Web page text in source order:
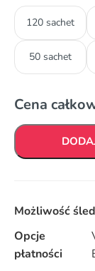
120 sachet
50 sachet
Cena
Możliwość
Opcje
płatności